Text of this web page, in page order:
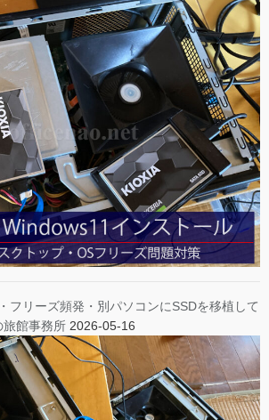
フリーズ頻発・別パソコンにSSDを移植して
旅館事務所 2026-05-16